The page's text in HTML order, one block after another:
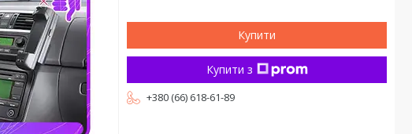
Купити
Купити з
+380 (66) 618-61-89